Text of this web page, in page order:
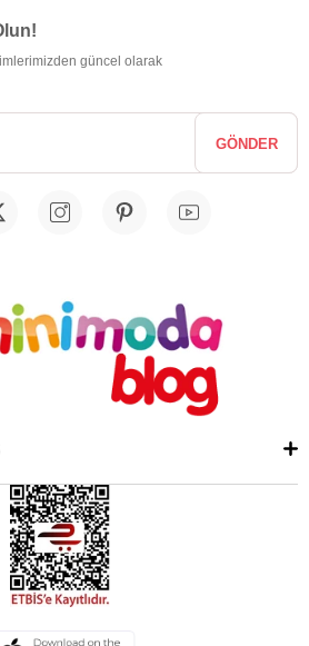
güncel olarak
GÖNDER